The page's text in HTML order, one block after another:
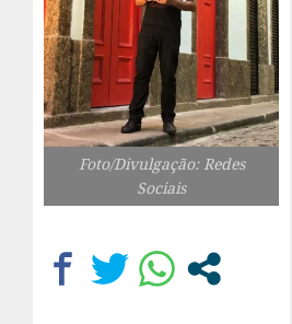
Foto/Divulgação: Redes
Sociais